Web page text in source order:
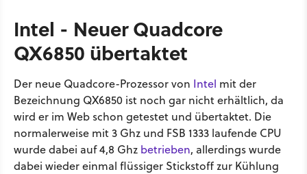
Intel - Neuer Quadcore
QX6850 übertaktet
Der neue Quadcore-Prozessor von Intel mit der
Bezeichnung QX6850 ist noch gar nicht erhältlich, da
wird er im Web schon getestet und übertaktet. Die
normalerweise mit 3 Ghz und FSB 1333 laufende CPU
wurde dabei auf 4,8 Ghz betrieben, allerdings wurde
dabei wieder einmal flüssiger Stickstoff zur Kühlung